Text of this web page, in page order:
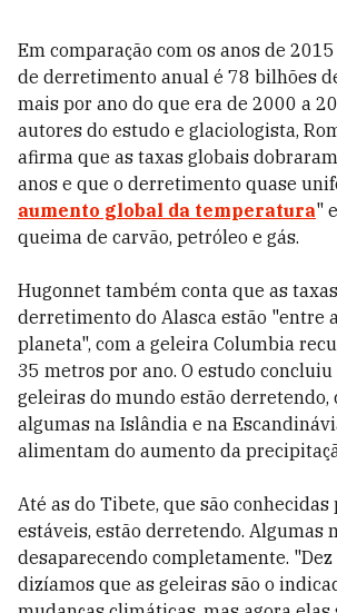
Em comparação com os anos de
de derretimento anual é 78 bilhões
mais por ano do que era de 2000 a
autores do estudo e glaciologista,
afirma que as taxas globais
anos e que o derretimento quase
aumento global da temperatura"
queima de carvão, petróleo e gás.
Hugonnet também conta que as
derretimento do Alasca estão "entre
planeta", com a geleira Columbia
35 metros por ano. O estudo
geleiras do mundo estão derretendo,
algumas na Islândia e na
alimentam do aumento da
Até as do Tibete, que são conhecidas
estáveis, estão derretendo. Algumas
desaparecendo completamente. "Dez
dizíamos que as geleiras são o